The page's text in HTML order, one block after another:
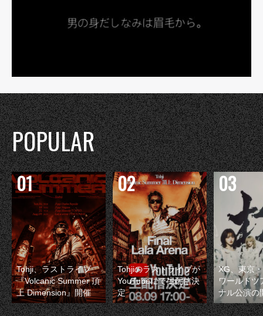
POPULAR
Tohji、ラストライブ
『Volcanic Summer 頂
上 Dimension』開催
Tohjiのラストライブが
YouTubeにて生配信決
定
XG、東京
ワールドツ
ナル公演の